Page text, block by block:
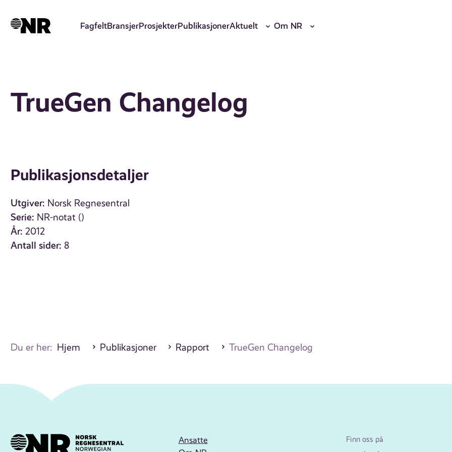
hovedinnhold
FagfeltBransjerProsjekterPublikasjonerAktuelt Om NR
TrueGen Changelog
Publikasjonsdetaljer
Utgiver: Norsk Regnesentral
Serie: NR-notat ()
År: 2012
Antall sider: 8
Du er her: Hjem Publikasjoner Rapport TrueGen Changelog
Ansatte
Finn oss på